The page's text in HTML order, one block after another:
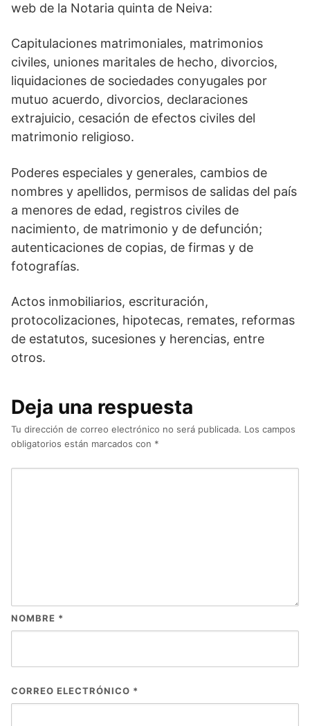
web de la Notaria quinta de Neiva:
Capitulaciones matrimoniales, matrimonios
civiles, uniones maritales de hecho, divorcios,
liquidaciones de sociedades conyugales por
mutuo acuerdo, divorcios, declaraciones
extrajuicio, cesación de efectos civiles del
matrimonio religioso.
Poderes especiales y generales, cambios de
nombres y apellidos, permisos de salidas del país
a menores de edad, registros civiles de
nacimiento, de matrimonio y de defunción;
autenticaciones de copias, de firmas y de
fotografías.
Actos inmobiliarios, escrituración,
protocolizaciones, hipotecas, remates, reformas
de estatutos, sucesiones y herencias, entre
otros.
Deja una respuesta
Tu dirección de correo electrónico no será publicada. Los campos
obligatorios están marcados con *
NOMBRE *
CORREO ELECTRÓNICO *